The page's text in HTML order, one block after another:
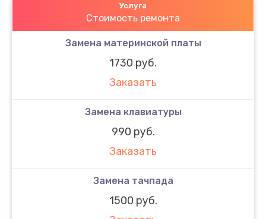
Услуга
Стоимость ремонта
Замена материнской платы
1730 руб.
Заказать
Замена клавиатуры
990 руб.
Заказать
Замена тачпада
1500 руб.